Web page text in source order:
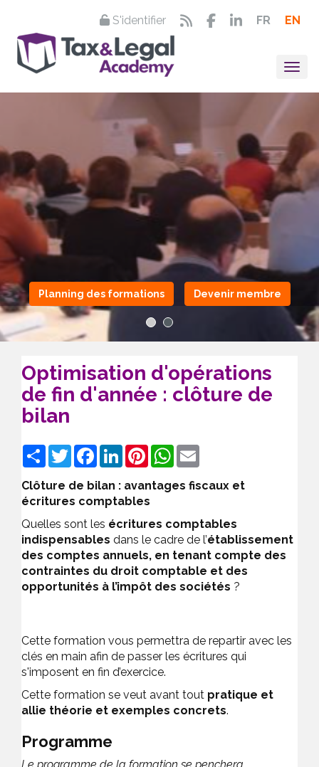
S'identifier FR EN
Planning des formations Devenir membre
1 2
Optimisation d'opérations
de fin d'année : clôture de
bilan
ShareTwitterFacebook
LinkedInPinterestWhatsApp
Clôture de bilan : avantages fiscaux et
écritures comptables
Quelles sont les écritures comptables
indispensables dans le cadre de l’établissement
des comptes annuels, en tenant compte des
contraintes du droit comptable et des
opportunités à l’impôt des sociétés ?
Cette formation vous permettra de repartir avec les
clés en main afin de passer les écritures qui
s'imposent en fin d’exercice.
Cette formation se veut avant tout pratique et
allie théorie et exemples concrets.
Programme